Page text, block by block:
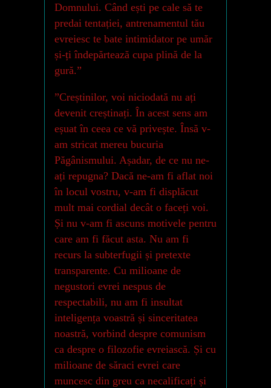
Domnului. Când ești pe cale să te
predai tentației, antrenamentul tău
evreiesc te bate intimidator pe umăr
și-ți îndepărtează cupa plină de la
gură.”
”Creștinilor, voi niciodată nu ați
devenit creștinați. În acest sens am
eșuat în ceea ce vă privește. Însă v-
am stricat mereu bucuria
Păgânismului. Așadar, de ce nu ne-
ați repugna? Dacă ne-am fi aflat noi
în locul vostru, v-am fi displăcut
mult mai cordial decât o faceți voi.
Și nu v-am fi ascuns motivele pentru
care am fi făcut asta. Nu am fi
recurs la subterfugii și pretexte
transparente. Cu milioane de
negustori evrei nespus de
respectabili, nu am fi insultat
inteligența voastră și sinceritatea
noastră, vorbind despre comunism
ca despre o filozofie evreiască. Și cu
milioane de săraci evrei care
muncesc din greu ca necalificați și